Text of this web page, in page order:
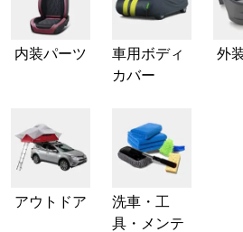
内装パーツ
車用ボディ
カバー
外
アウトドア
洗車・工
具・メンテ